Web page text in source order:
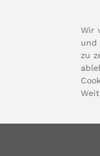
/
Wir
und
zu